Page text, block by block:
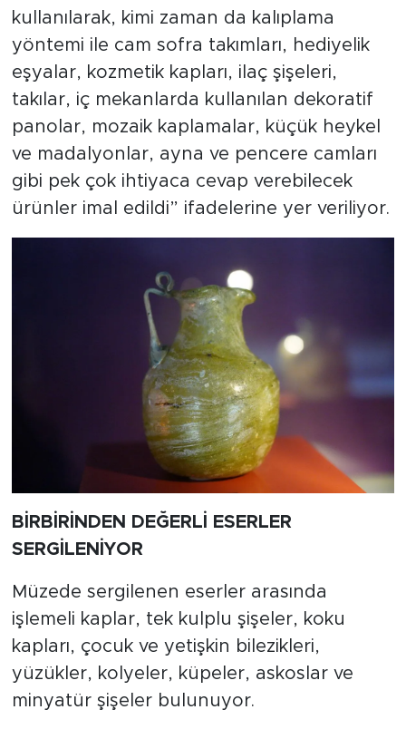
kullanılarak, kimi zaman da kalıplama
yöntemi ile cam sofra takımları, hediyelik
eşyalar, kozmetik kapları, ilaç şişeleri,
takılar, iç mekanlarda kullanılan dekoratif
panolar, mozaik kaplamalar, küçük heykel
ve madalyonlar, ayna ve pencere camları
gibi pek çok ihtiyaca cevap verebilecek
ürünler imal edildi” ifadelerine yer veriliyor.
BİRBİRİNDEN DEĞERLİ ESERLER
SERGİLENİYOR
Müzede sergilenen eserler arasında
işlemeli kaplar, tek kulplu şişeler, koku
kapları, çocuk ve yetişkin bilezikleri,
yüzükler, kolyeler, küpeler, askoslar ve
minyatür şişeler bulunuyor.